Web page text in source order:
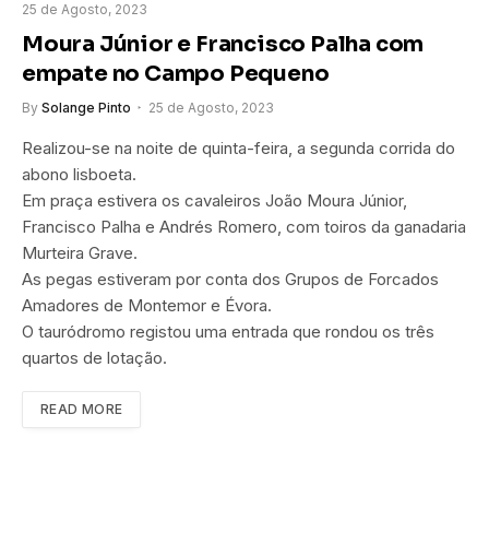
25 de Agosto, 2023
Moura Júnior e Francisco Palha com
empate no Campo Pequeno
By Solange Pinto 25 de Agosto, 2023
Realizou-se na noite de quinta-feira, a segunda corrida do
abono lisboeta.
Em praça estivera os cavaleiros João Moura Júnior,
Francisco Palha e Andrés Romero, com toiros da ganadaria
Murteira Grave.
As pegas estiveram por conta dos Grupos de Forcados
Amadores de Montemor e Évora.
O tauródromo registou uma entrada que rondou os três
quartos de lotação.
READ MORE